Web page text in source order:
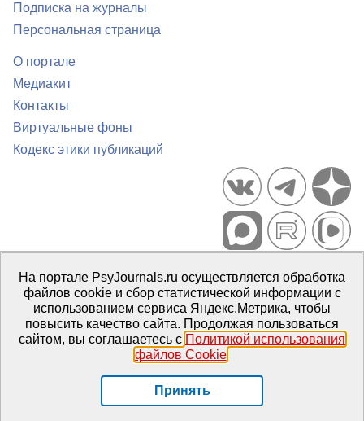
Подписка на журналы
Персональная страница
О портале
Медиакит
Контакты
Виртуальные фоны
Кодекс этики публикаций
Портал психологических изданий PsyJournals.ru, 2007–2026
Правила использования материалов
Свидетельство регистрации СМИЭл № ФС77-66447 от 14 июля
2016 г.
Издатель: ФГБОУ ВО МГППУ
На портале PsyJournals.ru осуществляется обработка
файлов cookie и сбор статистической информации с
использованием сервиса Яндекс.Метрика, чтобы
повысить качество сайта. Продолжая пользоваться
сайтом, вы соглашаетесь с Политикой использования
файлов Cookie.
Принять